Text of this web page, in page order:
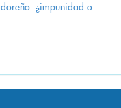
¿impunidad o